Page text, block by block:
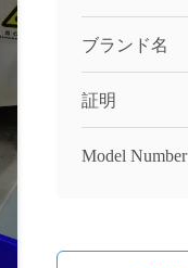
ブランド名
証明
Model Number